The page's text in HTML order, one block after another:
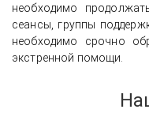
необходимо
сеансы, группы
необходимо срочно
экстренной помощи.